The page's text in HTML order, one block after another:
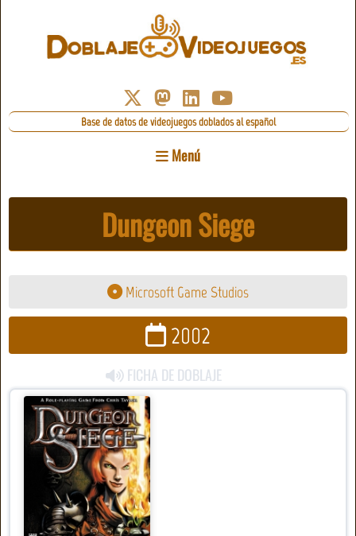
Base de datos de videojuegos doblados al español
Menú
Dungeon Siege
Microsoft Game Studios
2002
FICHA DE DOBLAJE